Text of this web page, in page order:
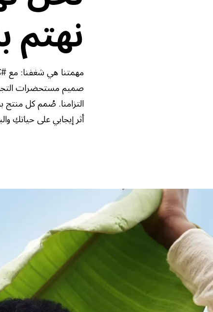
نهتم
مهمتنا هي شغفنا: مع
صميم مستحضرات
التزامنا. صُمم كل
أثر إيجابي على حياتكِ